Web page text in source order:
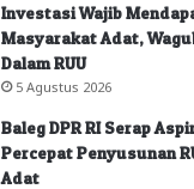
Investasi Wajib
Masyarakat Adat,
Dalam RUU
5 Agustus 2026
Baleg DPR RI Serap
Percepat Penyusunan
Adat